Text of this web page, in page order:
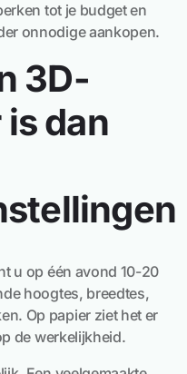
tot je budget en
onnodige aankopen.
3D-
dan
u op één avond 10-20
hoogtes, breedtes,
Op papier ziet het er
de werkelijkheid.